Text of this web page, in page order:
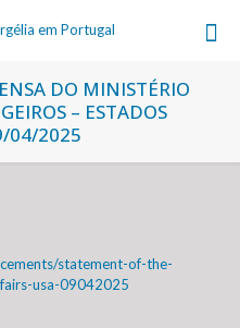
DO MINISTÉRIO
– ESTADOS
04/2025
statement-of-the-
usa-09042025